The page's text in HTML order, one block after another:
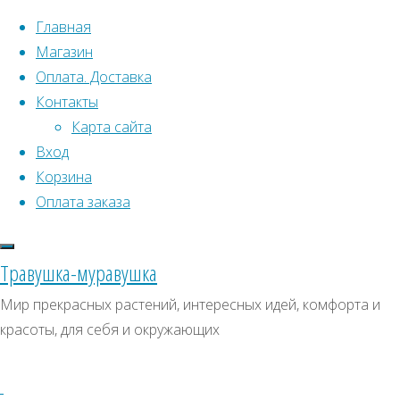
Перейти к содержимому
Главная
Магазин
Оплата. Доставка
Контакты
Карта сайта
Вход
Корзина
Оплата заказа
Травушка-муравушка
Мир прекрасных растений, интересных идей, комфорта и
красоты, для себя и окружающих
Что искать:
Поиск
Шоколадная
зебра
Купить
Купить
Искать:
СКИДКИ, АКЦИИ
Категории магазина